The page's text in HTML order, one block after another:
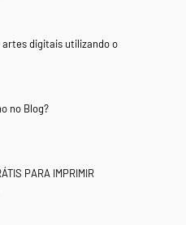
artes digitais utilizando o
no Blog?
PARA IMPRIMIR